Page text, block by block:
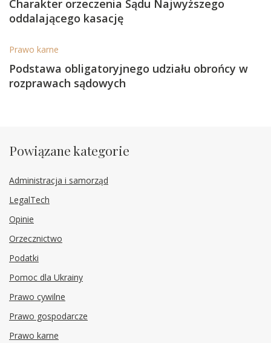
Charakter orzeczenia Sądu Najwyższego
oddalającego kasację
Prawo karne
Podstawa obligatoryjnego udziału obrońcy w
rozprawach sądowych
Powiązane kategorie
Administracja i samorząd
LegalTech
Opinie
Orzecznictwo
Podatki
Pomoc dla Ukrainy
Prawo cywilne
Prawo gospodarcze
Prawo karne